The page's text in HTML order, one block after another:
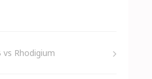
vs Rhodigium